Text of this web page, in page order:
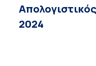
2024